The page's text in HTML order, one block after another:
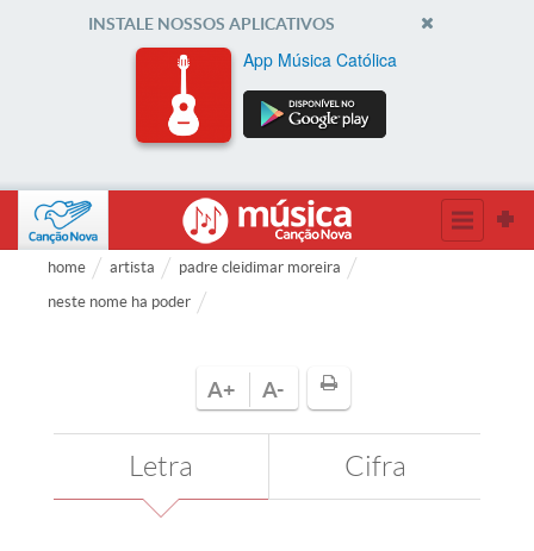
INSTALE NOSSOS APLICATIVOS
App Música Católica
home artista
padre cleidimar moreira
neste nome ha poder
A+ A-
Letra Cifra